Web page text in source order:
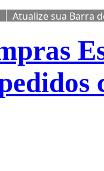
Atualize sua Barra